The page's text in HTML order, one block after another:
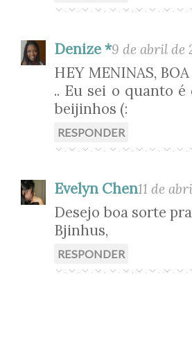
Denize *9 de abril de
HEY MENINAS,
.. Eu sei o quanto
beijinhos (:
RESPONDER
Evelyn Chen11 de
Desejo boa sorte
Bjinhus,
RESPONDER